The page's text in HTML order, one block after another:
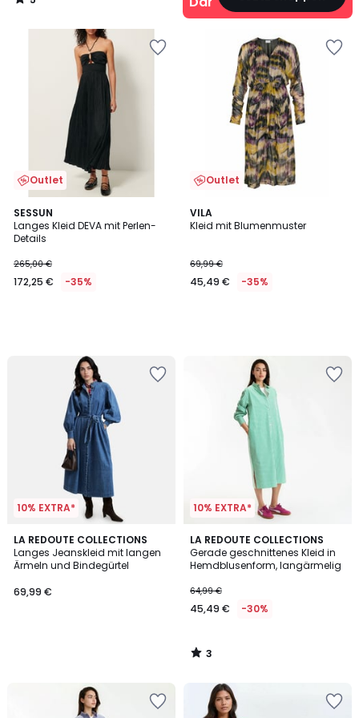
/
Outlet
SESSUN
Langes Kleid DEVA mit Perlen-
Details
265,00 €
172,25 € -35%
Outlet
VILA
Kleid mit Blumenmuster
69,99 €
45,49 € -35%
10% EXTRA*
LA REDOUTE COLLECTIONS
Langes Jeanskleid mit langen
Ärmeln und Bindegürtel
69,99 €
10% EXTRA*
LA REDOUTE COLLECTIONS
Gerade geschnittenes Kleid in
Hemdblusenform, langärmelig
64,99 €
45,49 € -30%
3
/
5
3
/